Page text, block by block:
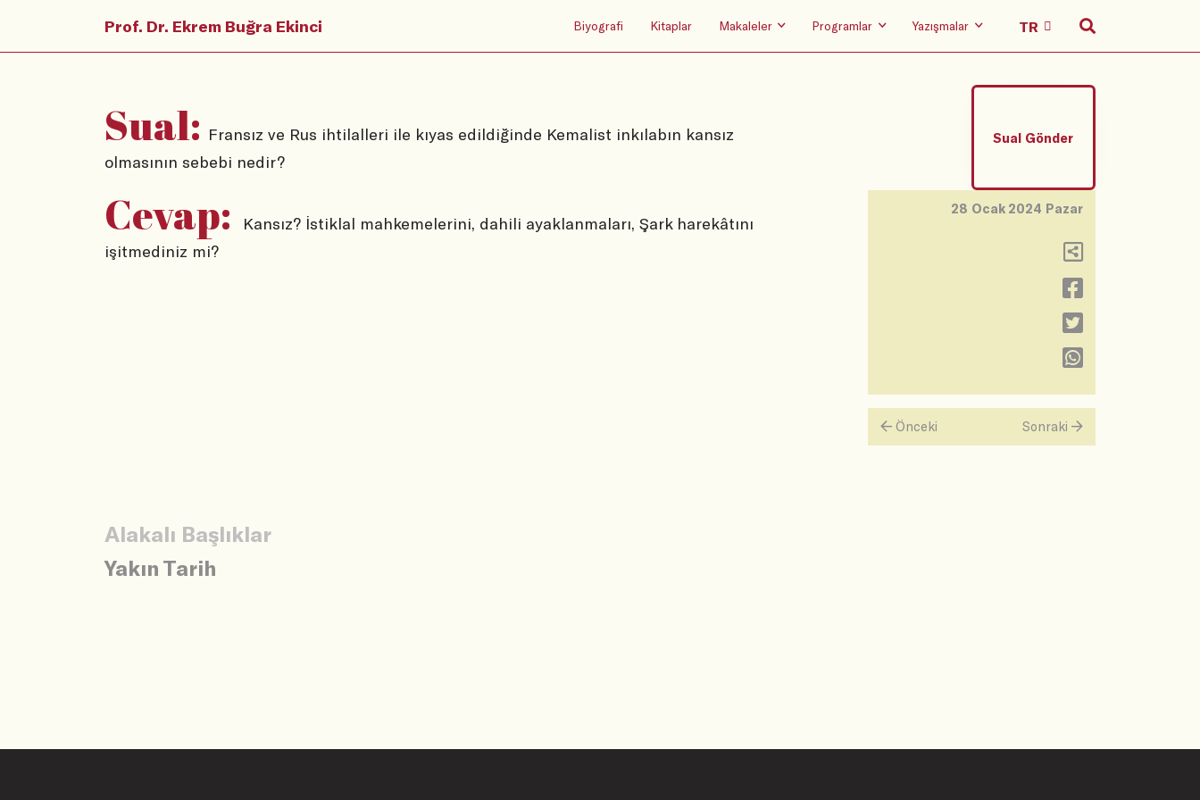
Prof. Dr. Ekrem Buğra Ekinci Biyografi Kitaplar Makaleler Programlar Yazışmalar
Sual: Fransız ve Rus ihtilalleri ile kıyas edildiğinde Kemalist inkılabın kansız
olmasının sebebi nedir?
Sual Gönder
Cevap:
Kansız? İstiklal mahkemelerini, dahili ayaklanmaları, Şark harekâtını
işitmediniz mi?
28 Ocak 2024 Pazar
Önceki Sonraki
Alakalı Başlıklar
Yakın Tarih